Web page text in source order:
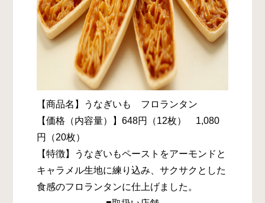
【商品名】うなぎいも フロランタン
【価格（内容量）】648円（12枚） 1,080
円（20枚）
【特徴】うなぎいもペーストをアーモンドと
キャラメル生地に練り込み、サクサクとした
食感のフロランタンに仕上げました。